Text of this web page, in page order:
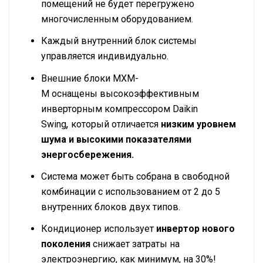
помещений не будет перегружено
многочисленным оборудованием.
Каждый внутренний блок системы
управляется индивидуально.
Внешние блоки MXM-
M оснащены высокоэффективным
инверторным компрессором Daikin
Swing, который отличается низким уровнем
шума и высокими показателями
энергосбережения.
Система может быть собрана в свободной
комбинации с использованием от 2 до 5
внутренних блоков двух типов.
Кондиционер использует инвертор нового
поколения снижает затраты на
электроэнергию, как минимум, на 30%!